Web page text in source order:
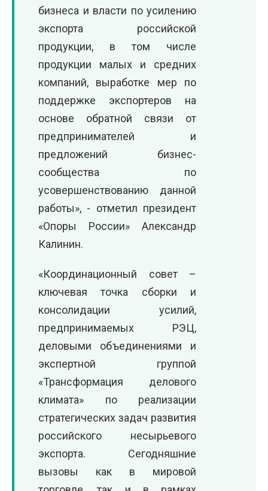
бизнеса и власти по усилению
экспорта российской
продукции, в том числе
продукции малых и средних
компаний, выработке мер по
поддержке экспортеров на
основе обратной связи от
предпринимателей и
предложений бизнес-
сообщества по
усовершенствованию данной
работы», - отметил президент
«Опоры России» Александр
Калинин.
«Координационный совет –
ключевая точка сборки и
консолидации усилий,
предпринимаемых РЭЦ,
деловыми объединениями и
экспертной группой
«Трансформация делового
климата» по реализации
стратегических задач развития
российского несырьевого
экспорта. Сегодняшние
вызовы как в мировой